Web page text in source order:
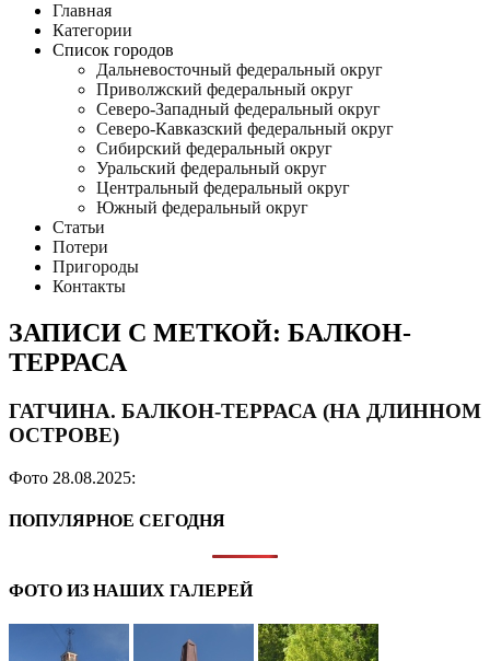
Главная
Категории
Список городов
Дальневосточный федеральный округ
Приволжский федеральный округ
Северо-Западный федеральный округ
Северо-Кавказский федеральный округ
Сибирский федеральный округ
Уральский федеральный округ
Центральный федеральный округ
Южный федеральный округ
Статьи
Потери
Пригороды
Контакты
ЗАПИСИ С МЕТКОЙ: БАЛКОН-
ТЕРРАСА
ГАТЧИНА. БАЛКОН-ТЕРРАСА (НА ДЛИННОМ
ОСТРОВЕ)
Фото 28.08.2025:
ПОПУЛЯРНОЕ СЕГОДНЯ
ФОТО ИЗ НАШИХ ГАЛЕРЕЙ